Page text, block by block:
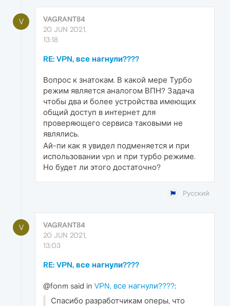
V
VAGRANT84
20 JUN 2021,
13:18
RE: VPN, все нагнули????
Вопрос к знатокам. В какой мере Турбо
режим является аналогом ВПН? Задача
чтобы два и более устройства имеющих
общий доступ в интернет для
проверяющего сервиса таковыми не
являлись.
Ай-пи как я увидел подменяется и при
использовании vpn и при турбо режиме.
Но будет ли этого достаточно?
Русский
V
VAGRANT84
20 JUN 2021,
13:03
RE: VPN, все нагнули????
@fonm said in VPN, все нагнули????:
Спасибо разработчикам оперы, что